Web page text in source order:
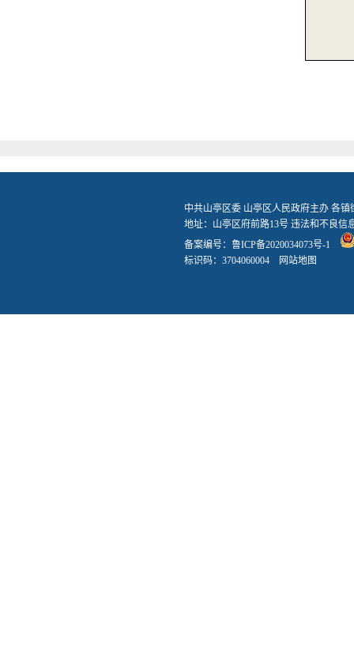
中共山亭区委 山亭区人民政府主办 各
地址：山亭区府前路13号 违法和不良信
备案编号： 鲁ICP备2020034073号-1
标识码：3704060004 网站地图